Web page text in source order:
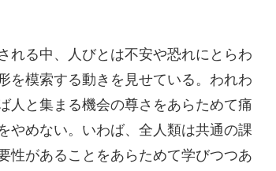
る中、人びとは不安や恐れにとらわ
を模索する動きを見せている。われわ
人と集まる機会の尊さをあらためて痛
やめない。いわば、全人類は共通の課
性があることをあらためて学びつつあ